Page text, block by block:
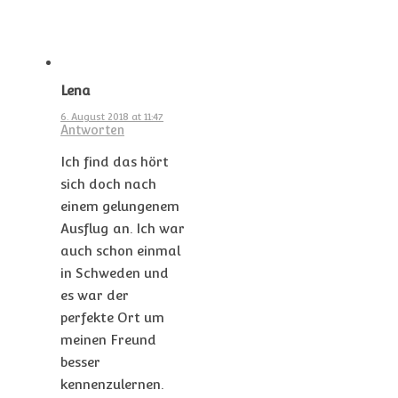
Lena
6. August 2018 at 11:47
Antworten
Ich find das hört
sich doch nach
einem gelungenem
Ausflug an. Ich war
auch schon einmal
in Schweden und
es war der
perfekte Ort um
meinen Freund
besser
kennenzulernen.